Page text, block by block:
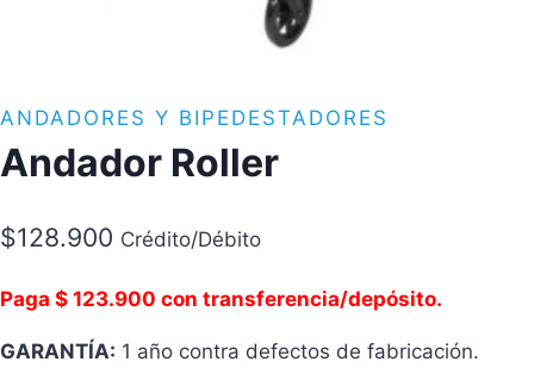
ANDADORES Y BIPEDESTADORES
Andador Roller
$128.900 Crédito/Débito
Paga $ 123.900 con transferencia/depósito.
GARANTÍA: 1 año contra defectos de fabricación.